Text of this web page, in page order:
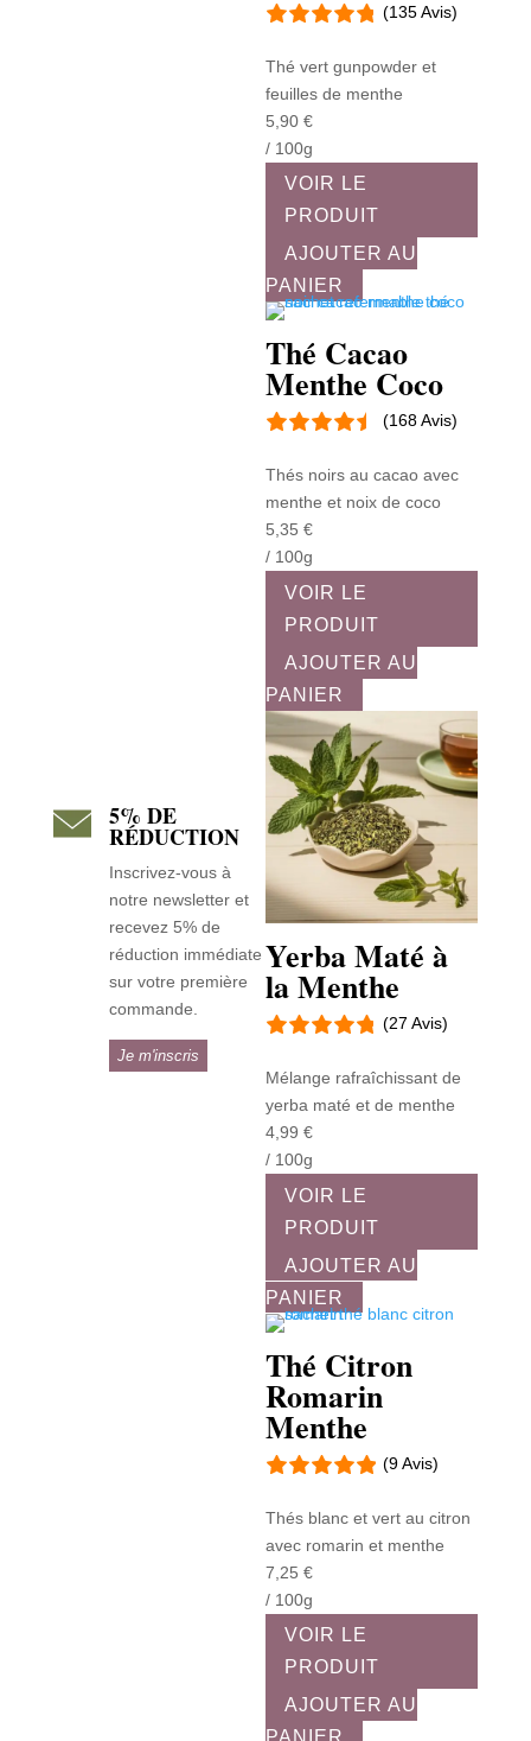
5% DE
RÉDUCTION
Inscrivez-vous à
notre newsletter et
recevez 5% de
réduction immédiate
sur votre première
commande.
Je m'inscris
(135 Avis)
Thé vert gunpowder et
feuilles de menthe
5,90 €
/ 100g
VOIR LE
PRODUIT
AJOUTER AU
PANIER
Thé Cacao
Menthe Coco
(168 Avis)
Thés noirs au cacao avec
menthe et noix de coco
5,35 €
/ 100g
VOIR LE
PRODUIT
AJOUTER AU
PANIER
Yerba Maté à
la Menthe
(27 Avis)
Mélange rafraîchissant de
yerba maté et de menthe
4,99 €
/ 100g
VOIR LE
PRODUIT
AJOUTER AU
PANIER
Thé Citron
Romarin
Menthe
(9 Avis)
Thés blanc et vert au citron
avec romarin et menthe
7,25 €
/ 100g
VOIR LE
PRODUIT
AJOUTER AU